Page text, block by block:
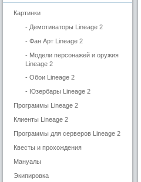
Картинки
- Демотиваторы Lineage 2
- Фан Арт Lineage 2
- Модели персонажей и оружия
Lineage 2
- Обои Lineage 2
- Юзербары Lineage 2
Программы Lineage 2
Клиенты Lineage 2
Программы для серверов Lineage 2
Квесты и прохождения
Мануалы
Экипировка